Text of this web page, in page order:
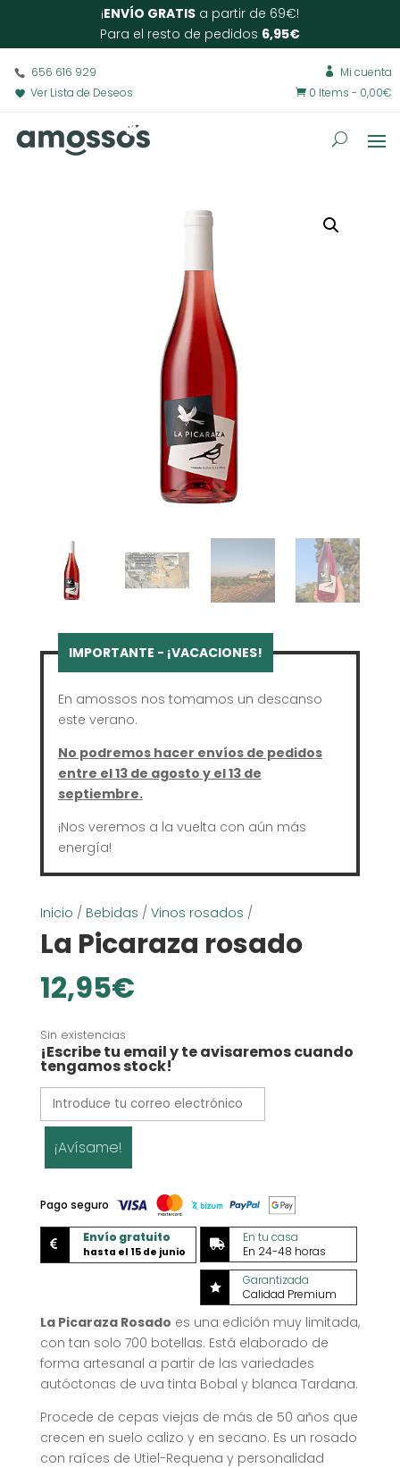
¡ENVÍO GRATIS a partir de 69€!
Para el resto de pedidos 6,95€
656 616 929
Ver Lista de Deseos
 Mi cuenta
 0 Items - 0,00€
En amossos nos tomamos un descanso
este verano.
No podremos hacer envíos de pedidos
entre el 13 de agosto y el 13 de
septiembre.
¡Nos veremos a la vuelta con aún más
energía!
Inicio / Bebidas / Vinos rosados /
La Picaraza rosado
12,95€
Sin existencias
¡Escribe tu email y te avisaremos cuando
tengamos stock!
¡Avísame!
Pago seguro
 Envío gratuito
hasta el 15 de junio

En tu casa
En 24-48 horas

Garantizada
Calidad Premium
La Picaraza Rosado es una edición muy limitada,
con tan solo 700 botellas. Está elaborado de
forma artesanal a partir de las variedades
autóctonas de uva tinta Bobal y blanca Tardana.
Procede de cepas viejas de más de 50 años que
crecen en suelo calizo y en secano. Es un rosado
con raíces de Utiel-Requena y personalidad